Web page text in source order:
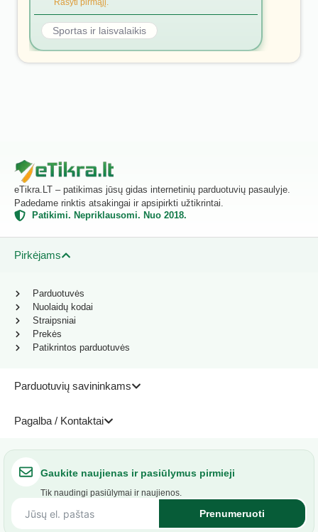
Rašyti pirmąjį.
Sportas ir laisvalaikis
eTikra.LT – patikimas jūsų gidas internetinių parduotuvių pasaulyje.
Padedame rinktis atsakingai ir apsipirkti užtikrintai.
Patikimi. Nepriklausomi. Nuo 2018.
Pirkėjams
Parduotuvių savininkams
Pagalba / Kontaktai
Parduotuvės
Nuolaidų kodai
Straipsniai
Prekės
Patikrintos parduotuvės
Gaukite naujienas ir pasiūlymus pirmieji
Tik naudingi pasiūlymai ir naujienos.
Prenumeruoti